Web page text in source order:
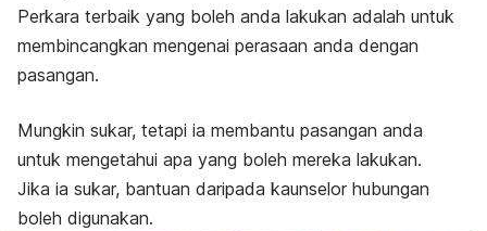
Perkara terbaik yang boleh anda lakukan adalah untuk
membincangkan mengenai perasaan anda dengan
pasangan.
Mungkin sukar, tetapi ia membantu pasangan anda
untuk mengetahui apa yang boleh mereka lakukan.
Jika ia sukar, bantuan daripada kaunselor hubungan
boleh digunakan.